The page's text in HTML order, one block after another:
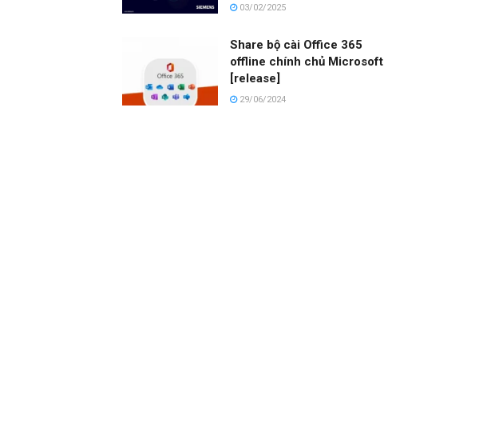
03/02/2025
Share bộ cài Office 365
offline chính chủ Microsoft
[release]
29/06/2024